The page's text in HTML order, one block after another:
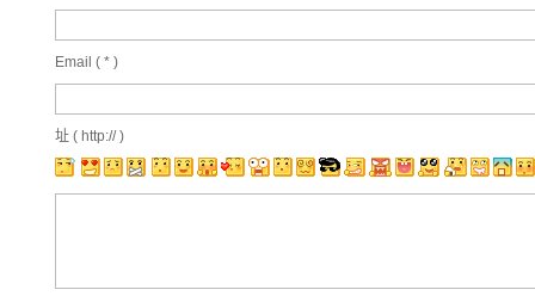
Email ( * )
址 ( http:// )